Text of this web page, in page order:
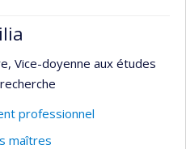
des approches
en enseignement
de stagiaires, inscrits au
énactive
Vice-doyenne aux études
professionnel
maîtres